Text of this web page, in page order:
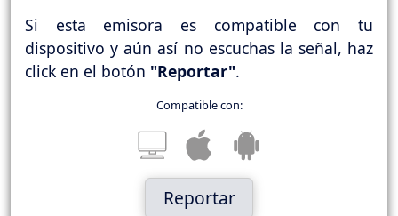
Si esta emisora es compatible con tu
dispositivo y aún así no escuchas la señal, haz
click en el botón "Reportar".
Compatible con:
Reportar